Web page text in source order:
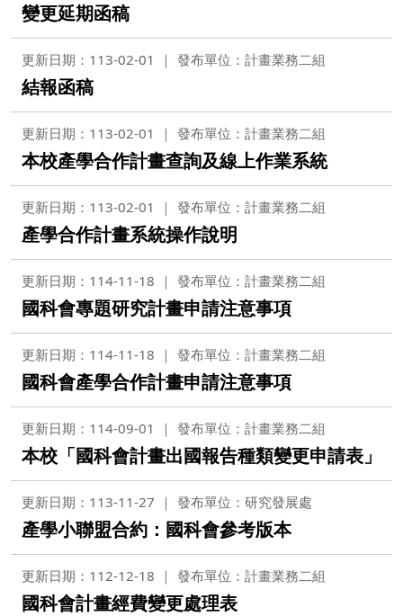
變更延期函稿
更新日期：113-02-01 發布單位：計畫業務二組
結報函稿
更新日期：113-02-01 發布單位：計畫業務二組
本校產學合作計畫查詢及線上作業系統
更新日期：113-02-01 發布單位：計畫業務二組
產學合作計畫系統操作說明
更新日期：114-11-18 發布單位：計畫業務二組
國科會專題研究計畫申請注意事項
更新日期：114-11-18 發布單位：計畫業務二組
國科會產學合作計畫申請注意事項
更新日期：114-09-01 發布單位：計畫業務二組
本校「國科會計畫出國報告種類變更申請表」
更新日期：113-11-27 發布單位：研究發展處
產學小聯盟合約：國科會參考版本
更新日期：112-12-18 發布單位：計畫業務二組
國科會計畫經費變更處理表